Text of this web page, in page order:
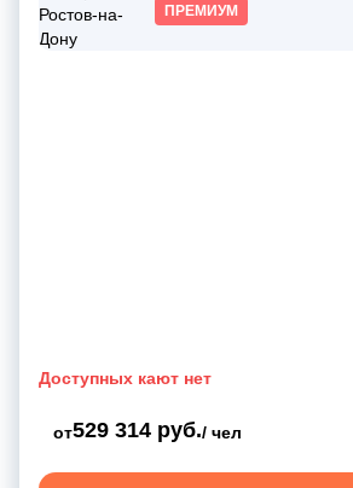
ПРЕМИУМ
Доступных кают нет
от529 314 руб./ чел